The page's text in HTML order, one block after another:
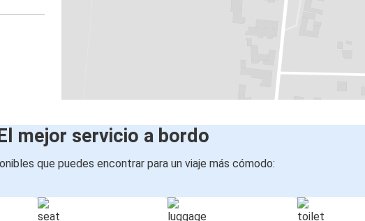
mejor servicio a bordo
que puedes encontrar para un viaje más cómodo: